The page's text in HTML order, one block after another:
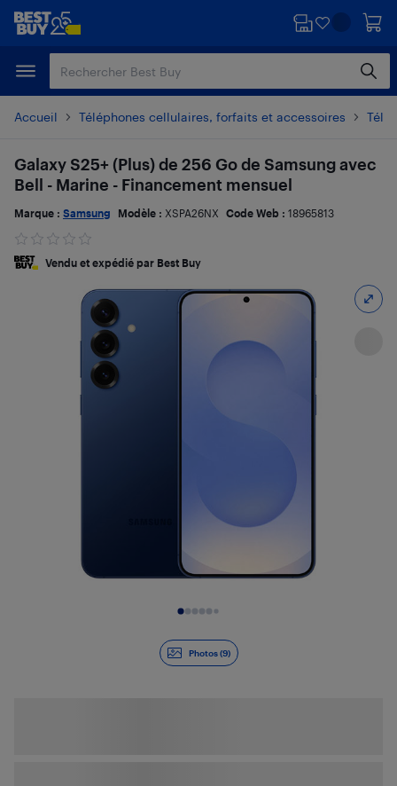
Passer
principal
Passer
Accueil Téléphones cellulaires, forfaits et accessoires
Photos (9)
Galaxy S25+ (Plus) de 256 Go de Samsung avec
Bell - Marine - Financement mensuel
Marque : Samsung Modèle : XSPA26NX Code Web : 18965813
Vendu et expédié par Best Buy